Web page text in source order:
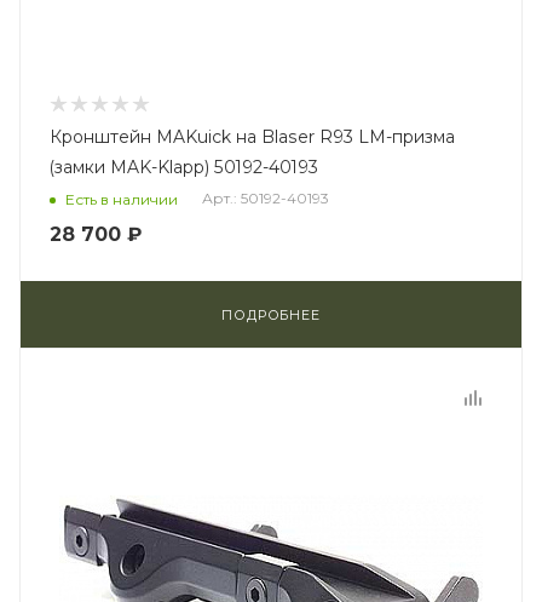
Кронштейн MAKuick на Blaser R93 LM-призма
(замки MAK-Klapp) 50192-40193
Есть в наличии Арт.: 50192-40193
28 700 ₽
ПОДРОБНЕЕ